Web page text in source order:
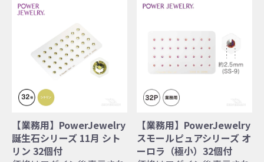
【業務用】PowerJewelry
誕生石シリーズ 11月 シト
リン 32個付
【業務用】PowerJewelry
スモールピュアシリーズ オ
ーロラ（極小）32個付